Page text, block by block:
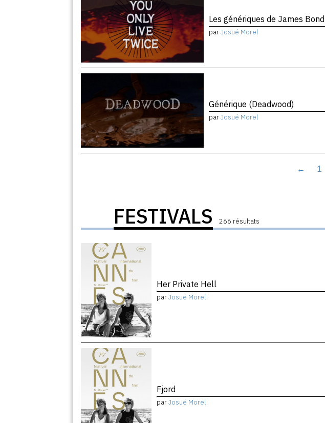
Les génériques de James Bond
parJosué Morel
Générique (Deadwood)
parJosué Morel
← 1
FESTIVALS 266 résultats
Her Private Hell
parJosué Morel
Fjord
parJosué Morel